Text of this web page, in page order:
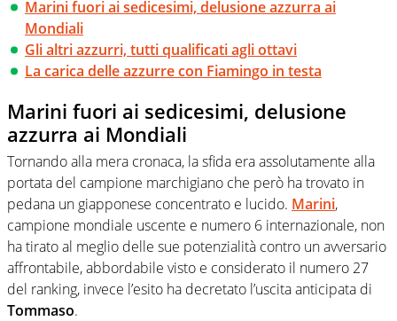
Marini fuori ai sedicesimi, delusione azzurra ai
Mondiali
Gli altri azzurri, tutti qualificati agli ottavi
La carica delle azzurre con Fiamingo in testa
Marini fuori ai sedicesimi, delusione
azzurra ai Mondiali
Tornando alla mera cronaca, la sfida era assolutamente alla
portata del campione marchigiano che però ha trovato in
pedana un giapponese concentrato e lucido. Marini,
campione mondiale uscente e numero 6 internazionale, non
ha tirato al meglio delle sue potenzialità contro un avversario
affrontabile, abbordabile visto e considerato il numero 27
del ranking, invece l’esito ha decretato l’uscita anticipata di
Tommaso.